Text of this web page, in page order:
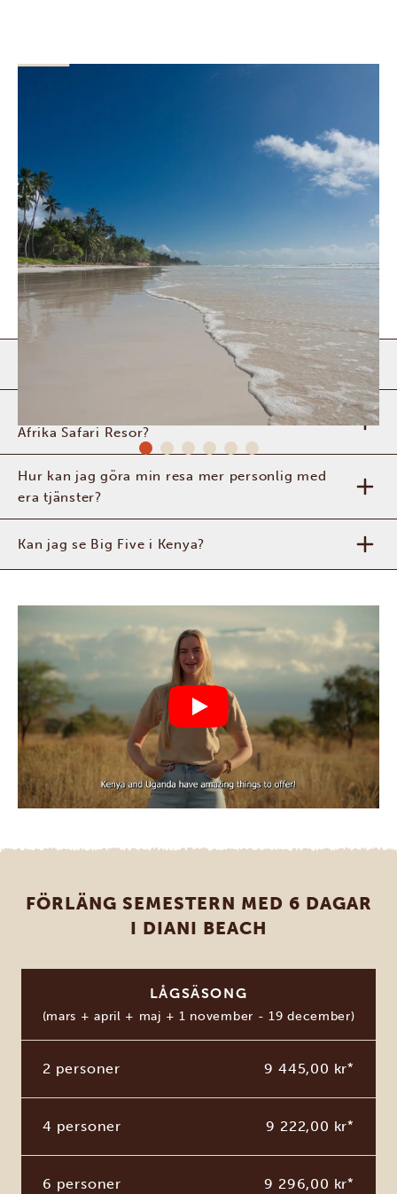
Vad kan jag förvänta mig av en safari med
Afrika Safari Resor?
Hur kan jag göra min resa mer personlig med
era tjänster?
Kan jag se Big Five i Kenya?
FÖRLÄNG SEMESTERN MED 6 DAGAR
I DIANI BEACH
LÅGSÄSONG
(mars + april + maj + 1 november - 19 december)
2 personer 9 445,00 kr*
4 personer 9 222,00 kr*
6 personer 9 296,00 kr*